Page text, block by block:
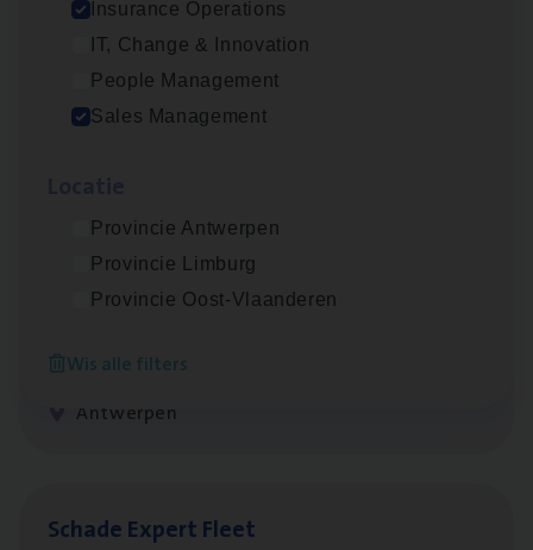
Insurance Operations
IT, Change & Innovation
People Management
Sales Management
Provincie Antwerpen
Provincie Limburg
Provincie Oost-Vlaanderen
Wis alle filters
Antwerpen
Antwerpen
Sales Management
Antwerpen
Scha­de Expert Fleet